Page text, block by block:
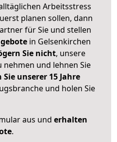
Arbeitsstress
planen sollen, dann
für Sie und stellen
in Gelsenkirchen
Sie nicht, unsere
nehmen und lehnen Sie
unserer 15 Jahre
und holen Sie
aus und erhalten
.